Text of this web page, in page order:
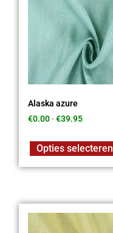
Alaska azure
€0.00 - €39.95
Opties selecteren